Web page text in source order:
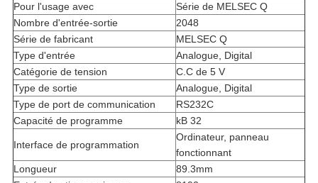
Pour l'usage avec
Série de MELSEC Q
Nombre d'entrée-sortie
2048
Série de fabricant
MELSEC Q
Type d'entrée
Analogue, Digital
Catégorie de tension
C.C de 5 V
Type de sortie
Analogue, Digital
Type de port de communication
RS232C
Capacité de programme
kB 32
Interface de programmation
Ordinateur, panneau
fonctionnant
Longueur
89.3mm